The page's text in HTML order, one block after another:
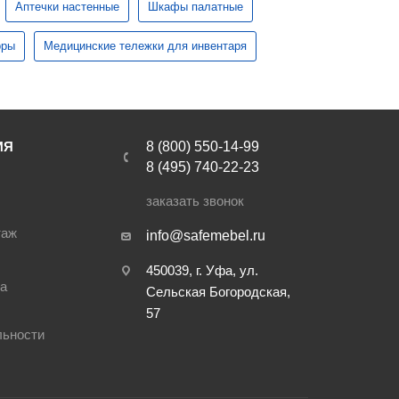
табуреты
Медицинская техника
Стерилизаторы
оборудование
и
Аптечки настенные Шкафы палатные
Медицинские тележки для инвентаря
8 (800) 550-14-99
8 (495) 740-22-23
заказать звонок
info@safemebel.ru
450039, г. Уфа, ул.
Сельская Богородская,
57